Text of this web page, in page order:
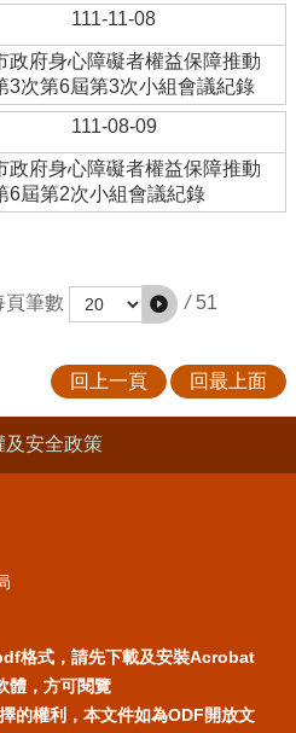
111-11-08
政府身心障礙者權益保障推動
3次第6屆第3次小組會議紀錄
111-08-09
政府身心障礙者權益保障推動
6屆第2次小組會議紀錄
頁筆數
/ 51
回上一頁 回最上面
及安全政策
格式，請先下載及安裝Acrobat
體，方可閱覽
的權利，本文件如為ODF開放文